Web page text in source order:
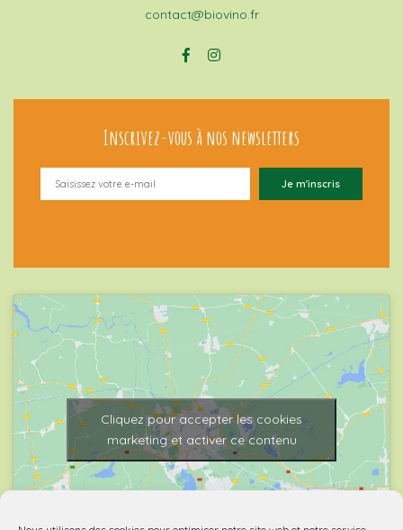
contact@biovino.fr
Inscrivez-vous à nos newsletters
Cliquez pour accepter les cookies
marketing et activer ce contenu